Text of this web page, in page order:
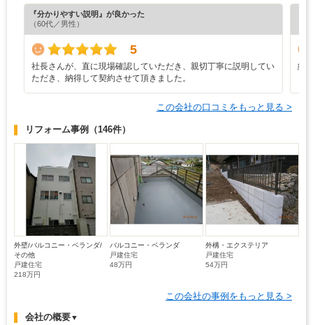
『分かりやすい説明』が良かった
（60代／男性）
5
社長さんが、直に現場確認していただき、親切丁寧に説明してい
ただき、納得して契約させて頂きました。
納
この会社の口コミをもっと見る >
リフォーム事例 （146件）
外壁/バルコニー・ベランダ/
その他
戸建住宅
218万円
バルコニー・ベランダ
戸建住宅
48万円
外構・エクステリア
戸建住宅
54万円
この会社の事例をもっと見る >
会社の概要▼